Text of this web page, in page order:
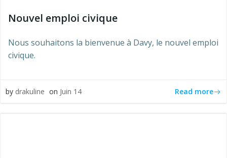
Nouvel emploi civique
Nous souhaitons la bienvenue à Davy, le nouvel emploi
civique.
by drakuline on Juin 14 Read more